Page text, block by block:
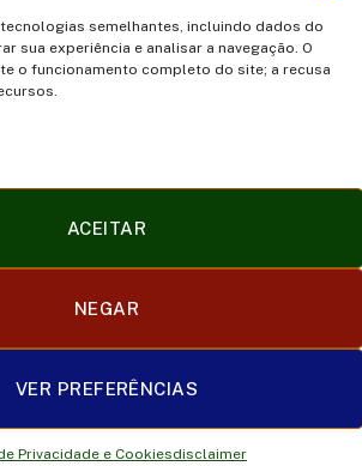
semelhantes, incluindo dados do
sua experiência e analisar a navegação. O
o funcionamento completo do site; a recusa
ACEITAR
NEGAR
VER PREFERÊNCIAS
Privacidade e Cookiesdisclaimer
(Twitter)
CONTATO TERMOS DE USO
TRABALHE CONOSCO